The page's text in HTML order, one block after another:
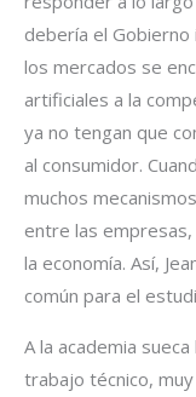
debería el Gobierno
los mercados se
artificiales a la
ya no tengan que
al consumidor.
muchos
entre las
la economía. Así,
común para el
A la academia
trabajo técnico,